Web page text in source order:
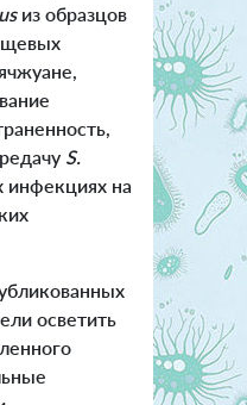
из образцов
S.
на
осветить